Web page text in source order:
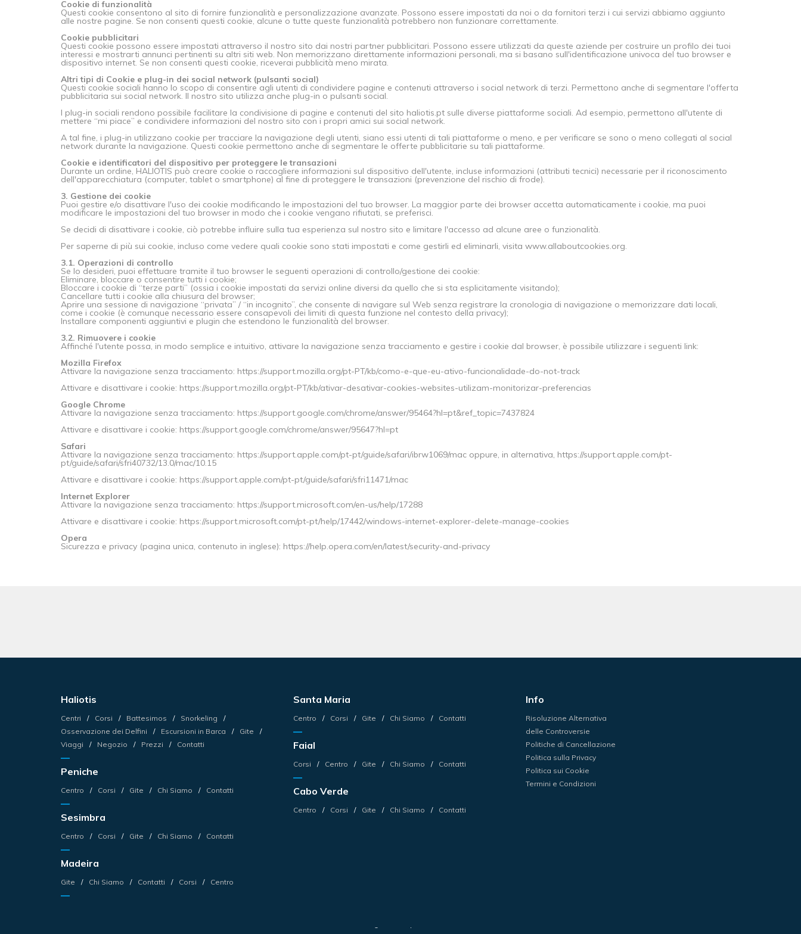
Cookie di funzionalità
Questi cookie consentono al sito di fornire funzionalità e personalizzazione avanzate. Possono essere impostati da noi o da fornitori terzi i cui servizi abbiamo aggiunto
alle nostre pagine. Se non consenti questi cookie, alcune o tutte queste funzionalità potrebbero non funzionare correttamente.
Cookie pubblicitari
Questi cookie possono essere impostati attraverso il nostro sito dai nostri partner pubblicitari. Possono essere utilizzati da queste aziende per costruire un profilo dei tuoi
interessi e mostrarti annunci pertinenti su altri siti web. Non memorizzano direttamente informazioni personali, ma si basano sull'identificazione univoca del tuo browser e
dispositivo internet. Se non consenti questi cookie, riceverai pubblicità meno mirata.
Altri tipi di Cookie e plug-in dei social network (pulsanti social)
Questi cookie sociali hanno lo scopo di consentire agli utenti di condividere pagine e contenuti attraverso i social network di terzi. Permettono anche di segmentare l'offerta
pubblicitaria sui social network. Il nostro sito utilizza anche plug-in o pulsanti social.
I plug-in sociali rendono possibile facilitare la condivisione di pagine e contenuti del sito haliotis.pt sulle diverse piattaforme sociali. Ad esempio, permettono all'utente di
mettere “mi piace” e condividere informazioni del nostro sito con i propri amici sui social network.
A tal fine, i plug-in utilizzano cookie per tracciare la navigazione degli utenti, siano essi utenti di tali piattaforme o meno, e per verificare se sono o meno collegati al social
network durante la navigazione. Questi cookie permettono anche di segmentare le offerte pubblicitarie su tali piattaforme.
Cookie e identificatori del dispositivo per proteggere le transazioni
Durante un ordine, HALIOTIS può creare cookie o raccogliere informazioni sul dispositivo dell'utente, incluse informazioni (attributi tecnici) necessarie per il riconoscimento
dell'apparecchiatura (computer, tablet o smartphone) al fine di proteggere le transazioni (prevenzione del rischio di frode).
3. Gestione dei cookie
Puoi gestire e/o disattivare l'uso dei cookie modificando le impostazioni del tuo browser. La maggior parte dei browser accetta automaticamente i cookie, ma puoi
modificare le impostazioni del tuo browser in modo che i cookie vengano rifiutati, se preferisci.
Se decidi di disattivare i cookie, ciò potrebbe influire sulla tua esperienza sul nostro sito e limitare l'accesso ad alcune aree o funzionalità.
Per saperne di più sui cookie, incluso come vedere quali cookie sono stati impostati e come gestirli ed eliminarli, visita www.allaboutcookies.org.
3.1. Operazioni di controllo
Se lo desideri, puoi effettuare tramite il tuo browser le seguenti operazioni di controllo/gestione dei cookie:
Eliminare, bloccare o consentire tutti i cookie;
Bloccare i cookie di “terze parti” (ossia i cookie impostati da servizi online diversi da quello che si sta esplicitamente visitando);
Cancellare tutti i cookie alla chiusura del browser;
Aprire una sessione di navigazione “privata” / “in incognito”, che consente di navigare sul Web senza registrare la cronologia di navigazione o memorizzare dati locali,
come i cookie (è comunque necessario essere consapevoli dei limiti di questa funzione nel contesto della privacy);
Installare componenti aggiuntivi e plugin che estendono le funzionalità del browser.
3.2. Rimuovere i cookie
Affinché l'utente possa, in modo semplice e intuitivo, attivare la navigazione senza tracciamento e gestire i cookie dal browser, è possibile utilizzare i seguenti link:
Mozilla Firefox
Attivare la navigazione senza tracciamento: https://support.mozilla.org/pt-PT/kb/como-e-que-eu-ativo-funcionalidade-do-not-track
Attivare e disattivare i cookie: https://support.mozilla.org/pt-PT/kb/ativar-desativar-cookies-websites-utilizam-monitorizar-preferencias
Google Chrome
Attivare la navigazione senza tracciamento: https://support.google.com/chrome/answer/95464?hl=pt&ref_topic=7437824
Attivare e disattivare i cookie: https://support.google.com/chrome/answer/95647?hl=pt
Safari
Attivare la navigazione senza tracciamento: https://support.apple.com/pt-pt/guide/safari/ibrw1069/mac oppure, in alternativa, https://support.apple.com/pt-
pt/guide/safari/sfri40732/13.0/mac/10.15
Attivare e disattivare i cookie: https://support.apple.com/pt-pt/guide/safari/sfri11471/mac
Internet Explorer
Attivare la navigazione senza tracciamento: https://support.microsoft.com/en-us/help/17288
Attivare e disattivare i cookie: https://support.microsoft.com/pt-pt/help/17442/windows-internet-explorer-delete-manage-cookies
Opera
Sicurezza e privacy (pagina unica, contenuto in inglese): https://help.opera.com/en/latest/security-and-privacy
Haliotis
Centri Corsi Battesimos
Snorkeling
Osservazione dei Delfini
Escursioni in Barca
Gite
Viaggi
Negozio Prezzi Contatti
Peniche
Centro Corsi Gite Chi Siamo Contatti
Sesimbra
Centro Corsi Gite Chi Siamo Contatti
Madeira
Gite Chi Siamo Contatti Corsi Centro
Santa Maria
Centro Corsi Gite Chi Siamo Contatti
Faial
Corsi Centro Gite Chi Siamo Contatti
Cabo Verde
Centro Corsi Gite Chi Siamo Contatti
Info
Risoluzione Alternativa
delle Controversie
Politiche di Cancellazione
Politica sulla Privacy
Politica sui Cookie
Termini e Condizioni
© 2026 Haliotis.